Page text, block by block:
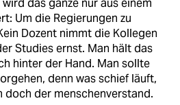
das ganze nur aus einem
Um die Regierungen zu
Dozent nimmt die Kollegen
Studies ernst. Man hält das
hinter der Hand. Man sollte
denn was schief läuft,
doch der menschenverstand.